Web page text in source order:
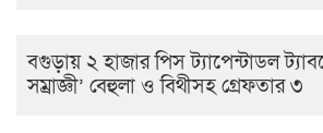
বগুড়ায় ২ হাজার পিস ট্যাপেন্টাডল
সম্রাজ্ঞী’ বেহুলা ও বিথীসহ গ্রেফতার ৩